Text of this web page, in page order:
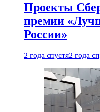
Проекты
премии
России»
2 года спустя2 года